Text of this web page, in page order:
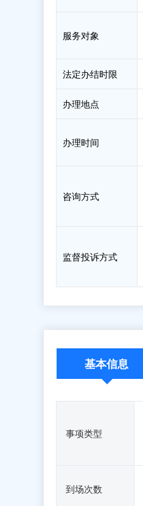
服务对象
法定办结时限
办理地点
办理时间
咨询方式
监督投诉方式
基本信息
事项类型
到场次数